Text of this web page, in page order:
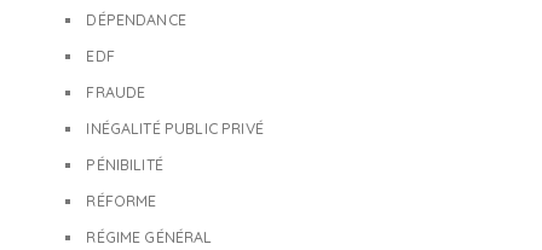
DÉPENDANCE
EDF
FRAUDE
INÉGALITÉ PUBLIC PRIVÉ
PÉNIBILITÉ
RÉFORME
RÉGIME GÉNÉRAL